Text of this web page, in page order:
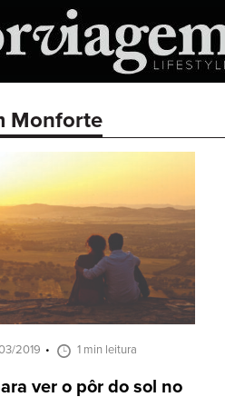
Monforte
2019 1 min leitura
ver o pôr do sol no